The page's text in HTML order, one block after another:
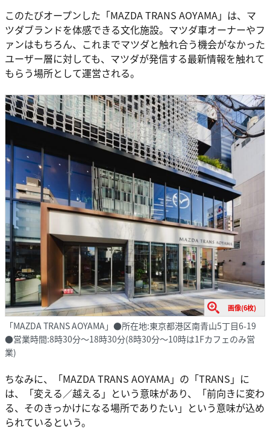
このたびオープンした「MAZDA TRANS AOYAMA」は、マ
ツダブランドを体感できる文化施設。マツダ車オーナーやフ
ァンはもちろん、これまでマツダと触れ合う機会がなかった
ユーザー層に対しても、マツダが発信する最新情報を触れて
もらう場所として運営される。
画像(6枚)
「MAZDA TRANS AOYAMA」●所在地:東京都港区南青山5丁目6-19
●営業時間:8時30分～18時30分(8時30分～10時は1Fカフェのみ営
業)
ちなみに、「MAZDA TRANS AOYAMA」の「TRANS」に
は、「変える／越える」という意味があり、「前向きに変わ
る、そのきっかけになる場所でありたい」という意味が込め
られているという。